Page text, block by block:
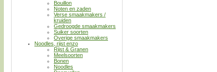
Bouillon
Noten en zaden
Verse smaakmakers /
kruiden
Gedroogde smaakmakers
Suiker soorten
Overige smaakmakers
Noodles, rijst enzo
Rijst & Granen
Meelsoorten
Bonen
Noodles